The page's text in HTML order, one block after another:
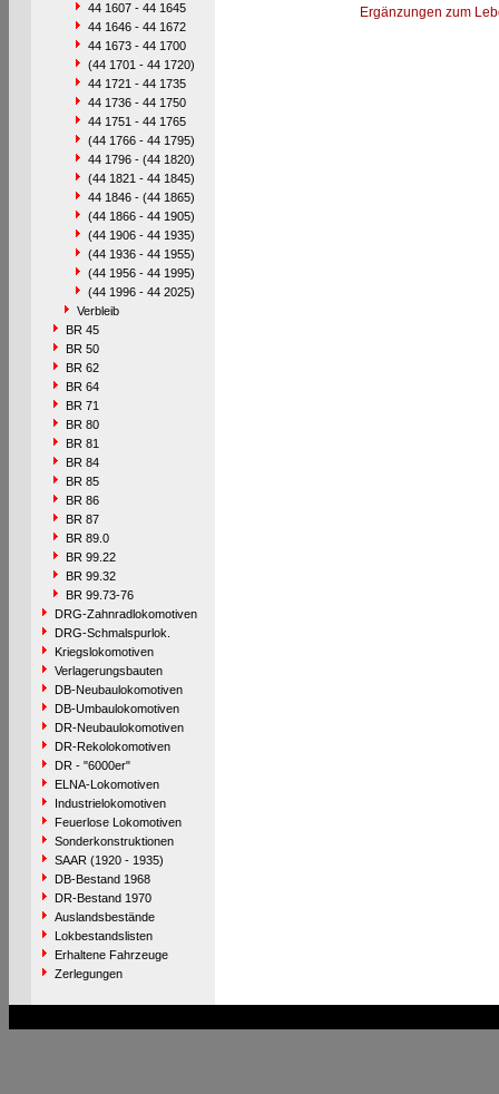
44 1607 - 44 1645
44 1646 - 44 1672
44 1673 - 44 1700
(44 1701 - 44 1720)
44 1721 - 44 1735
44 1736 - 44 1750
44 1751 - 44 1765
(44 1766 - 44 1795)
44 1796 - (44 1820)
(44 1821 - 44 1845)
44 1846 - (44 1865)
(44 1866 - 44 1905)
(44 1906 - 44 1935)
(44 1936 - 44 1955)
(44 1956 - 44 1995)
(44 1996 - 44 2025)
Verbleib
BR 45
BR 50
BR 62
BR 64
BR 71
BR 80
BR 81
BR 84
BR 85
BR 86
BR 87
BR 89.0
BR 99.22
BR 99.32
BR 99.73-76
DRG-Zahnradlokomotiven
DRG-Schmalspurlok.
Kriegslokomotiven
Verlagerungsbauten
DB-Neubaulokomotiven
DB-Umbaulokomotiven
DR-Neubaulokomotiven
DR-Rekolokomotiven
DR - "6000er"
ELNA-Lokomotiven
Industrielokomotiven
Feuerlose Lokomotiven
Sonderkonstruktionen
SAAR (1920 - 1935)
DB-Bestand 1968
DR-Bestand 1970
Auslandsbestände
Lokbestandslisten
Erhaltene Fahrzeuge
Zerlegungen
Ergänzungen zum